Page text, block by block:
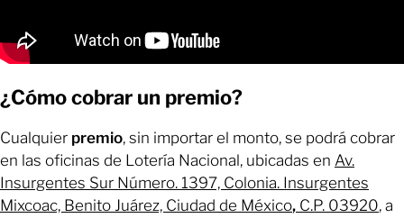
¿Cómo cobrar un premio?
Cualquier premio, sin importar el monto, se podrá cobrar
en las oficinas de Lotería Nacional, ubicadas en Av.
Insurgentes Sur Número. 1397, Colonia. Insurgentes
Mixcoac, Benito Juárez, Ciudad de México, C.P. 03920, a